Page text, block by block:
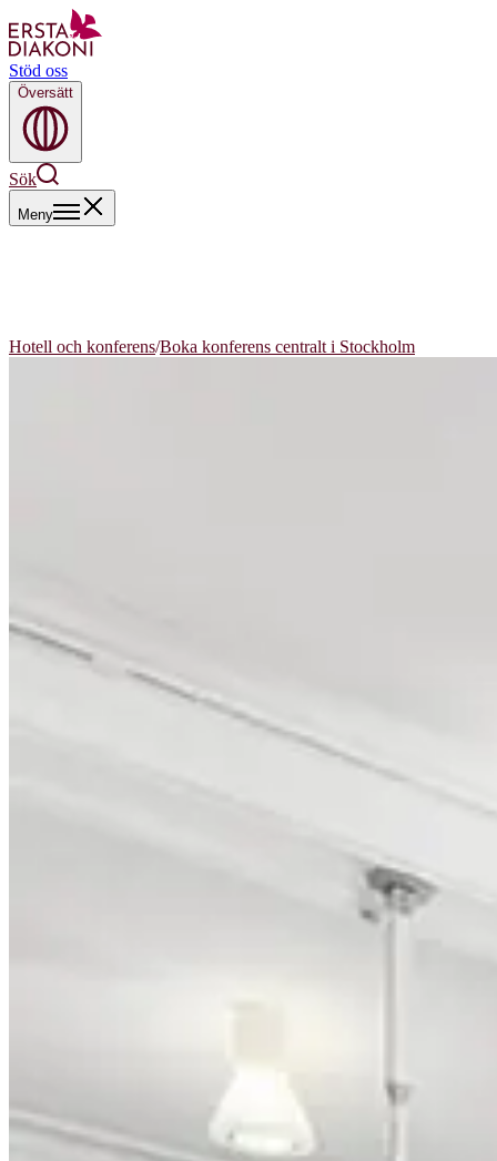
Stöd oss
Översätt
Sök
Meny
Hotell och konferens/Boka konferens centralt i Stockholm